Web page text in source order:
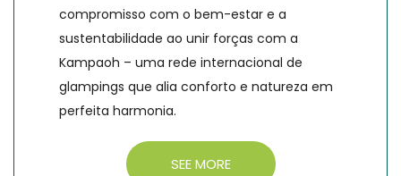
compromisso com o bem-estar e a
sustentabilidade ao unir forças com a
Kampaoh – uma rede internacional de
glampings que alia conforto e natureza em
perfeita harmonia.
SEE MORE